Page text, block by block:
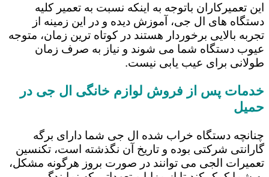
این تعمیرکاران باتوجه به اینکه نسبت به تعمیر کلیه
دستگاه های ال جی، آموزش دیده و در این زمینه از
تجربه بالایی برخوردار هستند در کوتاه ترین زمان، متوجه
عیوب دستگاه شما می شوند و نیاز به صرف زمان
طولانی برای عیب یابی نیست.
خدمات پس از فروش لوازم خانگی ال جی در
حمیل
چنانچه دستگاه خراب شده ال جی شما دارای برگه
گارانتی شرکتی بوده و تاریخ آن نگذشته است، تکنسین
تعمیرات الجی می توانند در صورت بروز هرگونه مشکل،